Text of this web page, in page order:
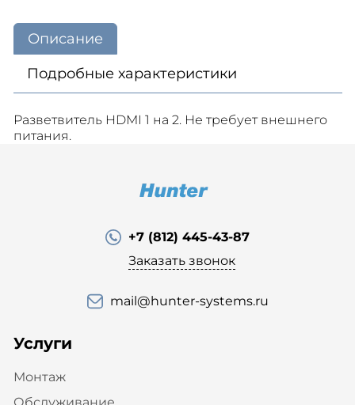
Описание
Подробные характеристики
Разветвитель HDMI 1 на 2. Не требует внешнего
питания.
+7 (812) 445-43-87
Заказать звонок
mail@hunter-systems.ru
Услуги
Монтаж